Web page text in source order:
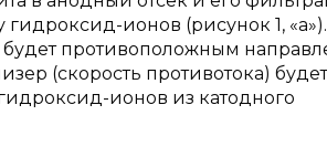
ионов (рисунок 1,
противоположным
(скорость противотока)
ионов из катодного